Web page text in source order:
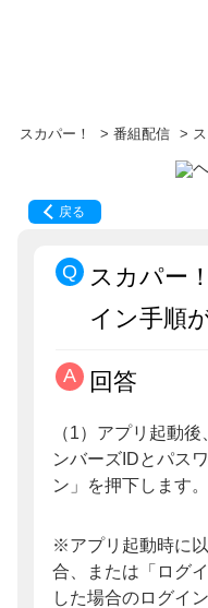
スカパー！ > 番組配信 >
戻る
スカパー
イン手順
回答
（1）アプリ起動
ンバーズIDとパス
ン」を押下します。
※アプリ起動時に
合、または「ログ
した場合のログイ